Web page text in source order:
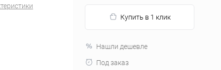
Купить в 1 клик
Нашли дешевле
Под заказ